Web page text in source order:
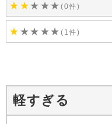
★ ★★ ★★(0件)
★ ★★ ★★(1件)
軽すぎる